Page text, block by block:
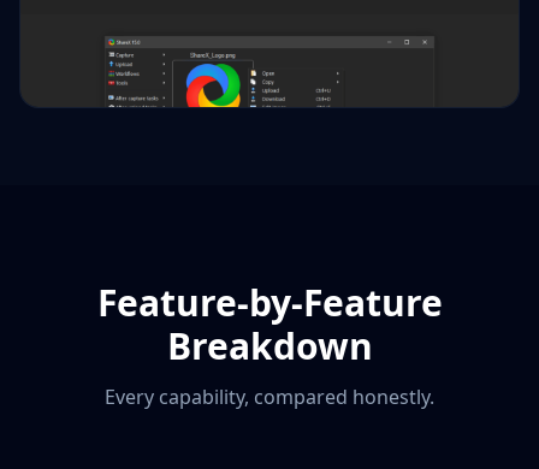
Feature-by-Feature
Breakdown
Every capability, compared honestly.